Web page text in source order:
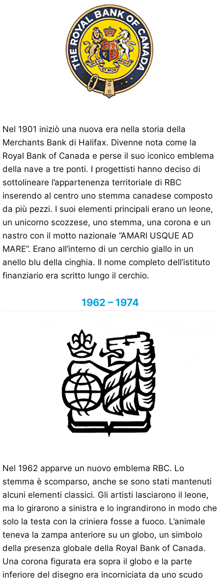
Nel 1901 iniziò una nuova era nella storia della
Merchants Bank di Halifax. Divenne nota come la
Royal Bank of Canada e perse il suo iconico emblema
della nave a tre ponti. I progettisti hanno deciso di
sottolineare l’appartenenza territoriale di RBC
inserendo al centro uno stemma canadese composto
da più pezzi. I suoi elementi principali erano un leone,
un unicorno scozzese, uno stemma, una corona e un
nastro con il motto nazionale “AMARI USQUE AD
MARE”. Erano all’interno di un cerchio giallo in un
anello blu della cinghia. Il nome completo dell’istituto
finanziario era scritto lungo il cerchio.
1962 – 1974
Nel 1962 apparve un nuovo emblema RBC. Lo
stemma è scomparso, anche se sono stati mantenuti
alcuni elementi classici. Gli artisti lasciarono il leone,
ma lo girarono a sinistra e lo ingrandirono in modo che
solo la testa con la criniera fosse a fuoco. L’animale
teneva la zampa anteriore su un globo, un simbolo
della presenza globale della Royal Bank of Canada.
Una corona figurata era sopra il globo e la parte
inferiore del disegno era incorniciata da uno scudo